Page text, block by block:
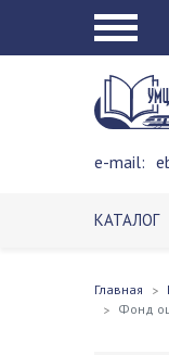
e-mail:
КАТАЛОГ
Главная
Фонд